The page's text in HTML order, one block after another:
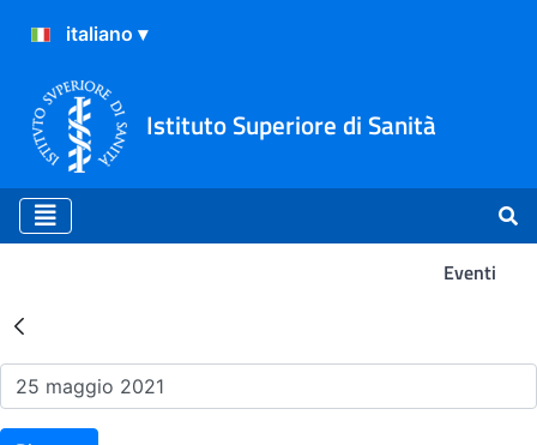
Istituto Superiore di Sanità
Eventi
Risultati della Ricerca -